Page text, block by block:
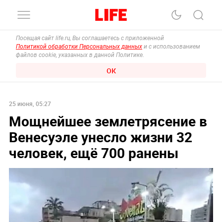
Посещая сайт life.ru, Вы соглашаетесь с приложенной
Политикой обработки Персональных данных и с использованием
файлов cookie, указанных в данной Политике.
ОК
25 июня, 05:27
Мощнейшее землетрясение в
Венесуэле унесло жизни 32
человек, ещё 700 ранены